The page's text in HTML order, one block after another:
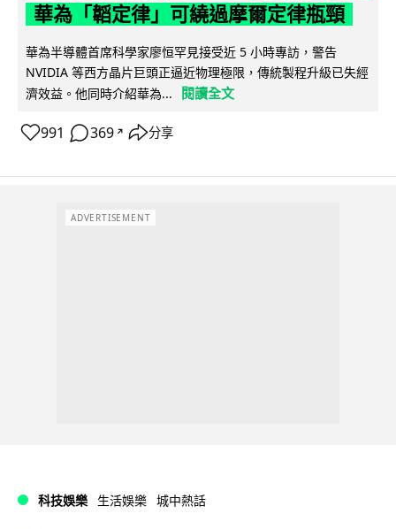
華為「韜定律」可繞過摩爾定律瓶頸
華為半導體首席科學家廖恒罕見接受近 5 小時專訪，警告
NVIDIA 等西方晶片巨頭正逼近物理極限，傳統製程升級已失經
濟效益。他同時介紹華為...
閱讀全文
991 369 ↗ 分享
ADVERTISEMENT
科技娛樂 生活娛樂 城中熱話